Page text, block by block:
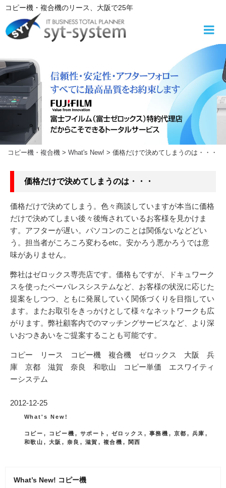
コ
テ
へ
ス
キ
ッ
コピー機・複合機のリース 、大阪で25年
コピー機・複合機 > What's New! > 価格だけで決めてしまうのは・・・
価格だけで決めてしまうのは・・・
価格だけで決めてしまう。色々商談していますが本当に価格
だけで決めてしまい後々後悔されているお客様を見かけま
す。アフターが遅い。パソコンのことは関係ないなどどい
う。担当者がころころ変わるetc。安かろう悪かろうでは意
味がありません。
弊社はゼロックス専売店です。価格もですが、ドキュワーク
スを使ったペーパレスシステムなど、お客様の状況に応じた
提案をしつつ、ともに発展していく関係づくりを目指してい
ます。またお取引をきっかけとして様々なネットワークも広
がります。弊社顧客内でのマッチングサービスなど、より深
いおつきあいをご提案することも可能です。
コピー リース コピー機 複合機 ゼロックス 大阪 兵
庫 京都 滋賀 奈良 和歌山 コピー単価 エスワイティ
ーシステム
投
2012-12-25
カ
ゴ
リ
What's New!
タ
グ
コピー , コピー機 , サポート , ゼロックス , 事務機 , 京都 , 兵庫 ,
和歌山 , 大阪 , 奈良 , 滋賀 , 複合機 , 関西
What’s New! コピー機